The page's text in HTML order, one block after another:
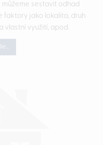
sestavit odhad
faktory jako lokalita, druh
vlastní využití, apod.